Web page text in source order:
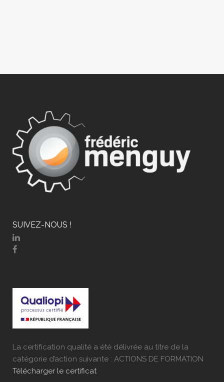
SUIVEZ-NOUS !
La certification qualité a été délivrée au titre de la
catégorie d’action suivante : ACTIONS DE FORMATION
Télécharger le certificat